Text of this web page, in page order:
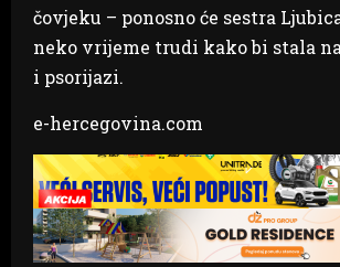
čovjeku – ponosno će sestra
neko vrijeme trudi kako bi stala
i psorijazi.
e-hercegovina.com